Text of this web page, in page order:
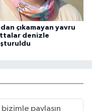
çıkamayan yavru
denizle